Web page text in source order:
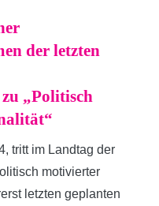
der letzten
„Politisch
tritt im Landtag der
motivierter
letzten geplanten